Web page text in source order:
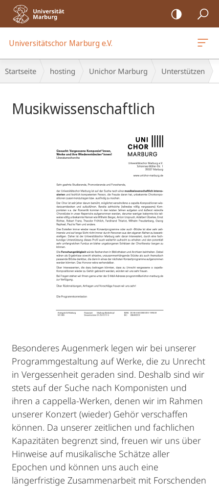
Mobile-
Navigation
Universitätschor Marburg e.V.
Breadcrumb-
Navigation
Startseite hosting Unichor Marburg Unterstützen
Musikwissenschaftlich
Besonderes Augenmerk legen wir bei unserer
Programmgestaltung auf Werke, die zu Unrecht
in Vergessenheit geraden sind. Deshalb sind wir
stets auf der Suche nach Komponisten und
ihren a cappella-Werken, denen wir im Rahmen
unserer Konzert (wieder) Gehör verschaffen
können. Da unserer zeitlichen und fachlichen
Kapazitäten begrenzt sind, freuen wir uns über
Hinweise auf musikalische Schätze aller
Epochen und können uns auch eine
längerfristige Zusammenarbeit mit Forschenden